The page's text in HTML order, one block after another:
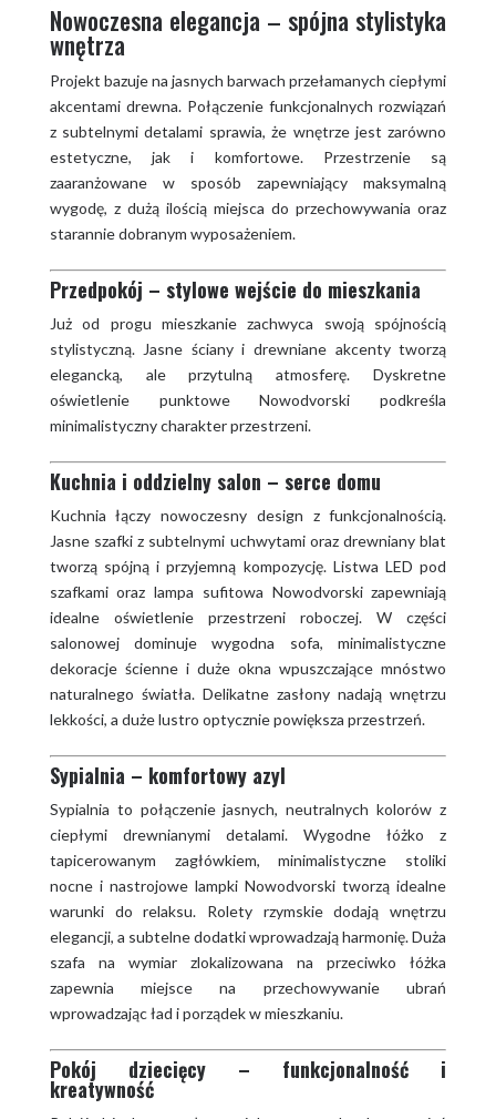
Nowoczesna elegancja – spójna stylistyka
wnętrza
Projekt bazuje na jasnych barwach przełamanych ciepłymi
akcentami drewna. Połączenie funkcjonalnych rozwiązań
z subtelnymi detalami sprawia, że wnętrze jest zarówno
estetyczne, jak i komfortowe. Przestrzenie są
zaaranżowane w sposób zapewniający maksymalną
wygodę, z dużą ilością miejsca do przechowywania oraz
starannie dobranym wyposażeniem.
Przedpokój – stylowe wejście do mieszkania
Już od progu mieszkanie zachwyca swoją spójnością
stylistyczną. Jasne ściany i drewniane akcenty tworzą
elegancką, ale przytulną atmosferę. Dyskretne
oświetlenie punktowe Nowodvorski podkreśla
minimalistyczny charakter przestrzeni.
Kuchnia i oddzielny salon – serce domu
Kuchnia łączy nowoczesny design z funkcjonalnością.
Jasne szafki z subtelnymi uchwytami oraz drewniany blat
tworzą spójną i przyjemną kompozycję. Listwa LED pod
szafkami oraz lampa sufitowa Nowodvorski zapewniają
idealne oświetlenie przestrzeni roboczej. W części
salonowej dominuje wygodna sofa, minimalistyczne
dekoracje ścienne i duże okna wpuszczające mnóstwo
naturalnego światła. Delikatne zasłony nadają wnętrzu
lekkości, a duże lustro optycznie powiększa przestrzeń.
Sypialnia – komfortowy azyl
Sypialnia to połączenie jasnych, neutralnych kolorów z
ciepłymi drewnianymi detalami. Wygodne łóżko z
tapicerowanym zagłówkiem, minimalistyczne stoliki
nocne i nastrojowe lampki Nowodvorski tworzą idealne
warunki do relaksu. Rolety rzymskie dodają wnętrzu
elegancji, a subtelne dodatki wprowadzają harmonię. Duża
szafa na wymiar zlokalizowana na przeciwko łóżka
zapewnia miejsce na przechowywanie ubrań
wprowadzając ład i porządek w mieszkaniu.
Pokój dziecięcy – funkcjonalność i
kreatywność